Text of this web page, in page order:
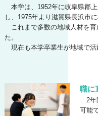
本学は、1952年に岐阜県郡
し、1975年より滋賀県長浜市に
これまで多数の地域人材を育
た。
現在も本学卒業生が地域で活
職に
2年
可能